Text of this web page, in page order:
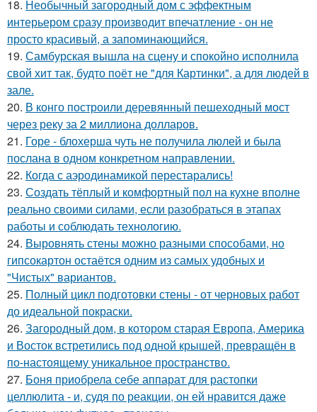
18. Необычный загородный дом с эффектным
интерьером сразу производит впечатление - он не
просто красивый, а запоминающийся.
19. Самбурская вышла на сцену и спокойно исполнила
свой хит так, будто поёт не "для Картинки", а для людей в
зале.
20. В конго построили деревянный пешеходный мост
через реку за 2 миллиона долларов.
21. Горе - блохерша чуть не получила люлей и была
послана в одном конкретном направлении.
22. Когда с аэродинамикой перестарались!
23. Создать тёплый и комфортный пол на кухне вполне
реально своими силами, если разобраться в этапах
работы и соблюдать технологию.
24. Выровнять стены можно разными способами, но
гипсокартон остаётся одним из самых удобных и
"Чистых" вариантов.
25. Полный цикл подготовки стены - от черновых работ
до идеальной покраски.
26. Загородный дом, в котором старая Европа, Америка
и Восток встретились под одной крышей, превращён в
по-настоящему уникальное пространство.
27. Боня приобрела себе аппарат для растопки
целлюлита - и, судя по реакции, он ей нравится даже